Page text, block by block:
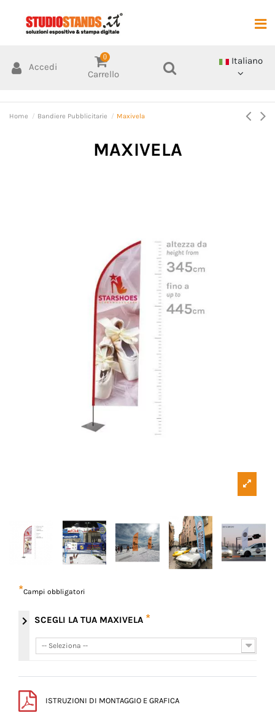
Accedi
0
Carrello
Italiano
Home Bandiere Pubblicitarie Maxivela
MAXIVELA
*Campi obbligatori
chevron_right SCEGLI LA TUA MAXIVELA *
-- Seleziona --
-- Seleziona --
ISTRUZIONI DI MONTAGGIO E GRAFICA